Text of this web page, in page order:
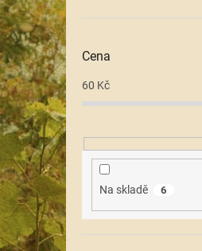
n
e
l
Cena
60 Kč
Na skladě 6